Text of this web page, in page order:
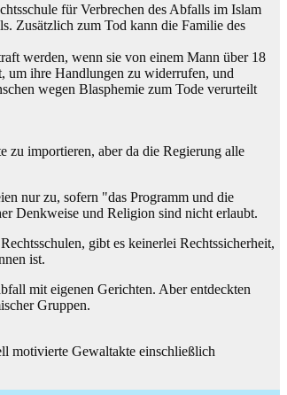
für Verbrechen des Abfalls im Islam
Zusätzlich zum Tod kann die Familie des
werden, wenn sie von einem Mann über 18
um ihre Handlungen zu widerrufen, und
wegen Blasphemie zum Tode verurteilt
zu importieren, aber da die Regierung alle
nur zu, sofern "das Programm und die
Denkweise und Religion sind nicht erlaubt.
gibt es keinerlei Rechtssicherheit,
ist.
mit eigenen Gerichten. Aber entdeckten
Gruppen.
motivierte Gewaltakte einschließlich